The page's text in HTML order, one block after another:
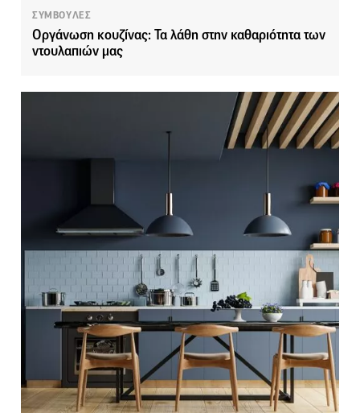
ΣΥΜΒΟΥΛΕΣ
Οργάνωση κουζίνας: Τα λάθη στην καθαριότητα των
ντουλαπιών μας